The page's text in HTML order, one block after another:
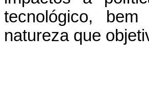
tecnológico,
natureza que